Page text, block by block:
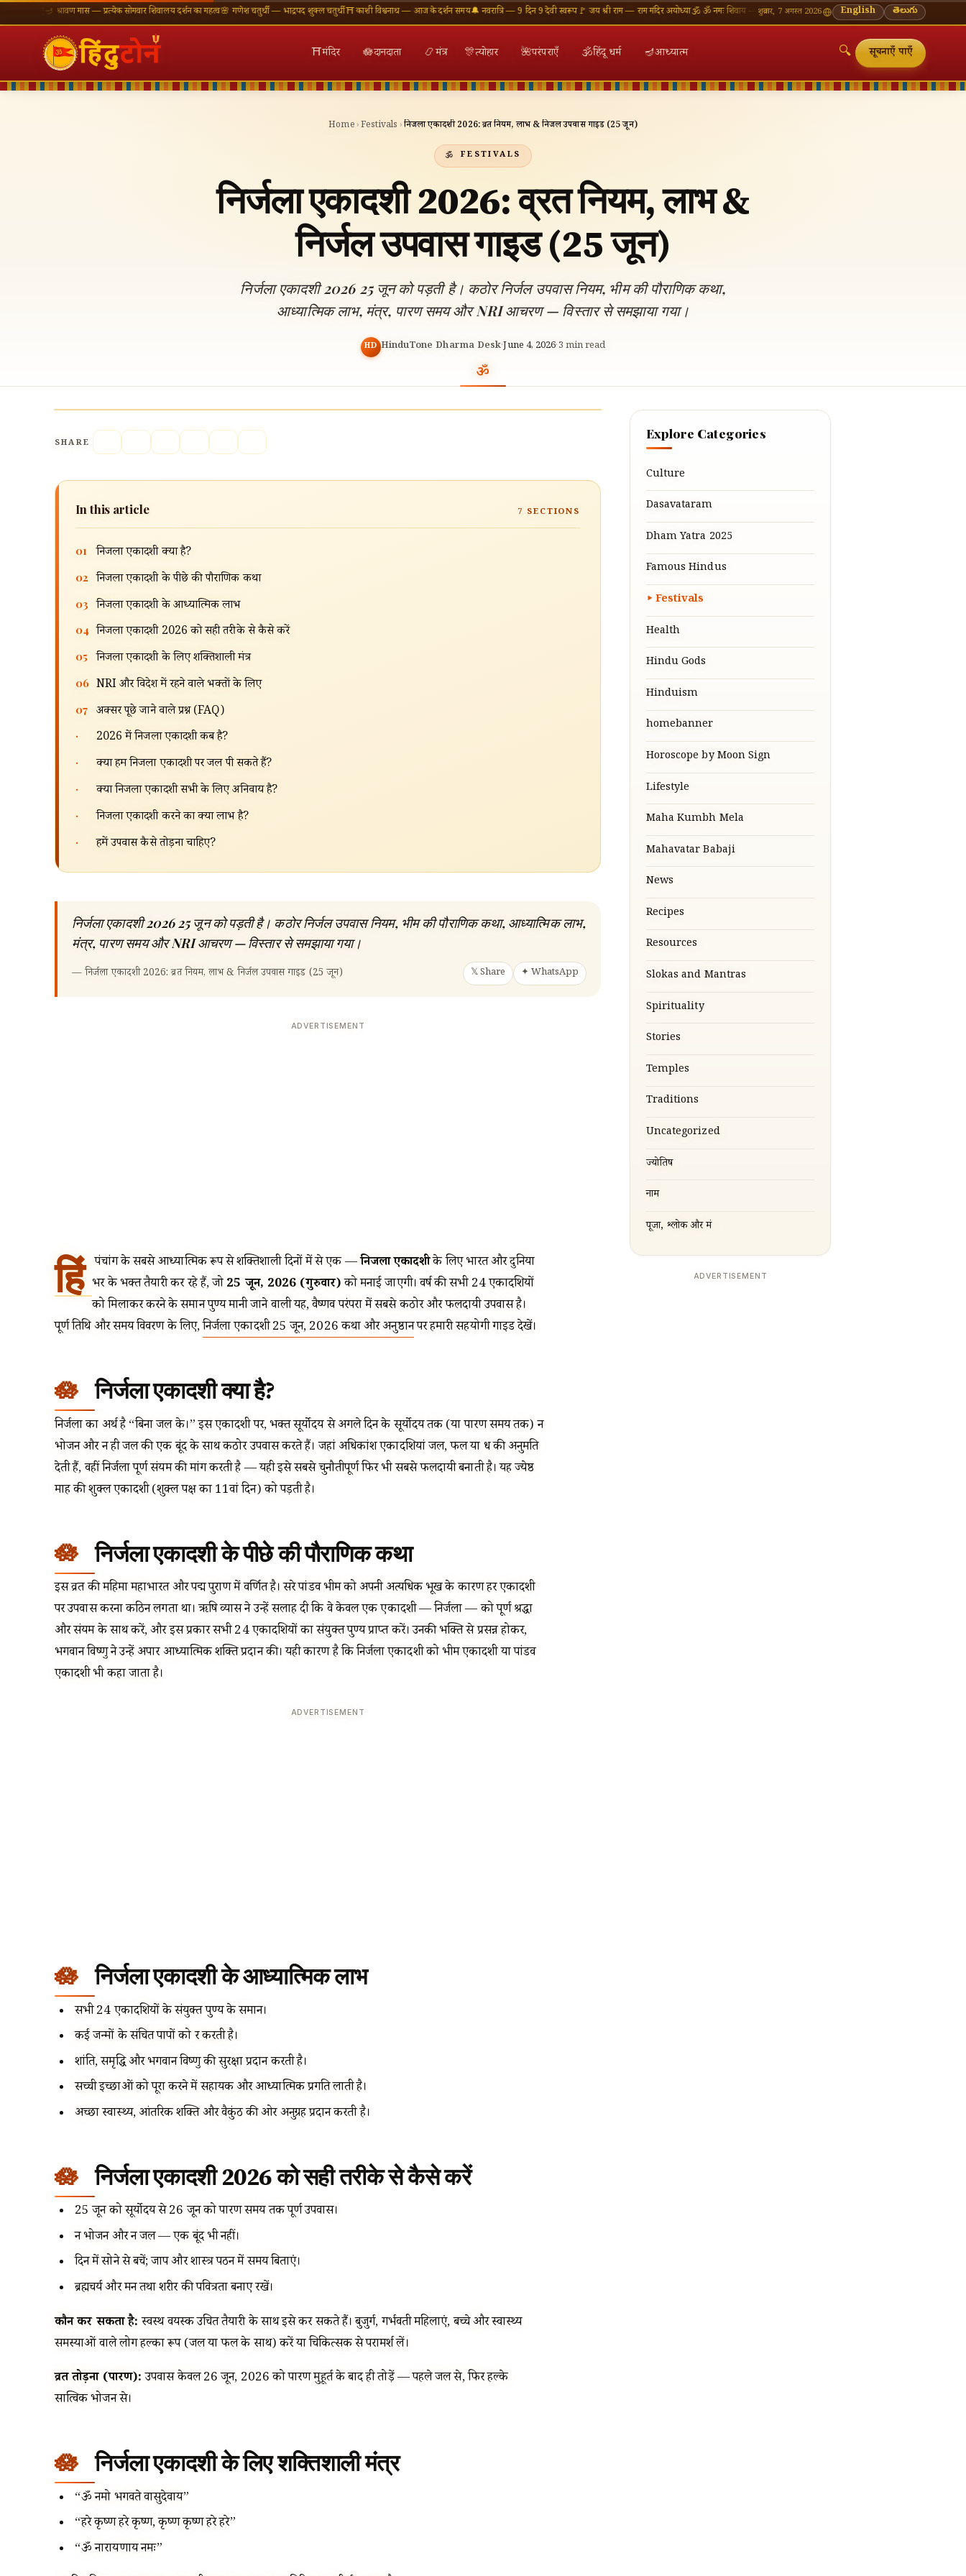
🪔 श्रावण मास — प्रत्येक सोमवार शिवालय दर्शन का महत्व🌸 गणेश चतुर्थी — भाद्रपद शुक्ल चतुर्थी⛩ काशी विश्वनाथ — आज के दर्शन समय🔔 नवरात्रि — 9 दिन 9 देवी स्वरूप🚩 जय श्री राम — राम मंदिर अयोध्या🕉 ॐ नमः शिवाय — सोमवार व्रत की शुभकामनाएँ🪔 श्रावण मास — प्रत्येक सोमवार शिवालय दर्शन का
शुक्रवार, 7 अगस्त 2026 English తెలుగు
⛩मंदिर 🪷दानदाता 📿मंत्र 🎊त्योहार 🌺परंपराएँ 🕉हिंदू धर्म 🪔आध्यात्म 🔍 सूचनाएँ पाएँ
Home ›Festivals ›निर्जला एकादशी 2026: व्रत नियम, लाभ & निर्जल उपवास गाइड (25 जून)
FESTIVALS
निर्जला एकादशी 2026: व्रत नियम, लाभ &
निर्जल उपवास गाइड (25 जून)
निर्जला एकादशी 2026 25 जून को पड़ती है। कठोर निर्जल उपवास नियम, भीम की पौराणिक कथा,
आध्यात्मिक लाभ, मंत्र, पारण समय और NRI आचरण — विस्तार से समझाया गया।
HD HinduTone Dharma Desk·June 4, 2026·3 min read
SHARE
In this article 7 SECTIONS
01 निर्जला एकादशी क्या है?
02 निर्जला एकादशी के पीछे की पौराणिक कथा
03 निर्जला एकादशी के आध्यात्मिक लाभ
04 निर्जला एकादशी 2026 को सही तरीके से कैसे करें
05 निर्जला एकादशी के लिए शक्तिशाली मंत्र
06 NRI और विदेश में रहने वाले भक्तों के लिए
07 अक्सर पूछे जाने वाले प्रश्न (FAQ)
· 2026 में निर्जला एकादशी कब है?
· क्या हम निर्जला एकादशी पर जल पी सकते हैं?
· क्या निर्जला एकादशी सभी के लिए अनिवार्य है?
· निर्जला एकादशी करने का क्या लाभ है?
· हमें उपवास कैसे तोड़ना चाहिए?
निर्जला एकादशी 2026 25 जून को पड़ती है। कठोर निर्जल उपवास नियम, भीम की पौराणिक कथा, आध्यात्मिक लाभ,
मंत्र, पारण समय और NRI आचरण — विस्तार से समझाया गया।
—निर्जला एकादशी 2026: व्रत नियम, लाभ & निर्जल उपवास गाइड (25 जून) 𝕏 Share ✦ WhatsApp
ADVERTISEMENT
हिं दू पंचांग के सबसे आध्यात्मिक रूप से शक्तिशाली दिनों में से एक —निर्जला एकादशीके लिए भारत और दुनिया
भर के भक्त तैयारी कर रहे हैं, जो25 जून, 2026 (गुरुवार)को मनाई जाएगी। वर्ष की सभी 24 एकादशियों
को मिलाकर करने के समान पुण्य मानी जाने वाली यह, वैष्णव परंपरा में सबसे कठोर और फलदायी उपवास है।
पूर्ण तिथि और समय विवरण के लिए,निर्जला एकादशी 25 जून, 2026 कथा और अनुष्ठानपर हमारी सहयोगी गाइड देखें।
निर्जला एकादशी क्या है?
निर्जला का अर्थ है “बिना जल के।” इस एकादशी पर, भक्त सूर्योदय से अगले दिन के सूर्योदय तक (या पारण समय तक) न
भोजन और न ही जल की एक बूंद के साथ कठोर उपवास करते हैं। जहां अधिकांश एकादशियां जल, फल या दूध की अनुमति
देती हैं, वहीं निर्जला पूर्ण संयम की मांग करती है — यही इसे सबसे चुनौतीपूर्ण फिर भी सबसे फलदायी बनाती है। यह ज्येष्ठ
माह की शुक्ल एकादशी (शुक्ल पक्ष का 11वां दिन) को पड़ती है।
निर्जला एकादशी के पीछे की पौराणिक कथा
इस व्रत की महिमा महाभारत और पद्म पुराण में वर्णित है। दूसरे पांडव भीम को अपनी अत्यधिक भूख के कारण हर एकादशी
पर उपवास करना कठिन लगता था। ऋषि व्यास ने उन्हें सलाह दी कि वे केवल एक एकादशी — निर्जला — को पूर्ण श्रद्धा
और संयम के साथ करें, और इस प्रकार सभी 24 एकादशियों का संयुक्त पुण्य प्राप्त करें। उनकी भक्ति से प्रसन्न होकर,
भगवान विष्णु ने उन्हें अपार आध्यात्मिक शक्ति प्रदान की। यही कारण है कि निर्जला एकादशी को भीम एकादशी या पांडव
एकादशी भी कहा जाता है।
ADVERTISEMENT
निर्जला एकादशी के आध्यात्मिक लाभ
सभी 24 एकादशियों के संयुक्त पुण्य के समान।
कई जन्मों के संचित पापों को दूर करती है।
शांति, समृद्धि और भगवान विष्णु की सुरक्षा प्रदान करती है।
सच्ची इच्छाओं को पूरा करने में सहायक और आध्यात्मिक प्रगति लाती है।
अच्छा स्वास्थ्य, आंतरिक शक्ति और वैकुंठ की ओर अनुग्रह प्रदान करती है।
निर्जला एकादशी 2026 को सही तरीके से कैसे करें
25 जून को सूर्योदय से 26 जून को पारण समय तक पूर्ण उपवास।
न भोजन और न जल — एक बूंद भी नहीं।
दिन में सोने से बचें; जाप और शास्त्र पठन में समय बिताएं।
ब्रह्मचर्य और मन तथा शरीर की पवित्रता बनाए रखें।
कौन कर सकता है:स्वस्थ वयस्क उचित तैयारी के साथ इसे कर सकते हैं। बुजुर्ग, गर्भवती महिलाएं, बच्चे और स्वास्थ्य
समस्याओं वाले लोग हल्का रूप (जल या फल के साथ) करें या चिकित्सक से परामर्श लें।
व्रत तोड़ना (पारण):उपवास केवल 26 जून, 2026 को पारण मुहूर्त के बाद ही तोड़ें — पहले जल से, फिर हल्के
सात्विक भोजन से।
निर्जला एकादशी के लिए शक्तिशाली मंत्र
“ॐ नमो भगवते वासुदेवाय”
“हरे कृष्ण हरे कृष्ण, कृष्ण कृष्ण हरे हरे”
“ॐ नारायणाय नमः”
Explore Categories
Culture
Dasavataram
Dham Yatra 2025
Famous Hindus
Festivals
Health
Hindu Gods
Hinduism
homebanner
Horoscope by Moon Sign
Lifestyle
Maha Kumbh Mela
Mahavatar Babaji
News
Recipes
Resources
Slokas and Mantras
Spirituality
Stories
Temples
Traditions
Uncategorized
ज्योतिष
नाम
पूजा, श्लोक और मंत्र
ADVERTISEMENT